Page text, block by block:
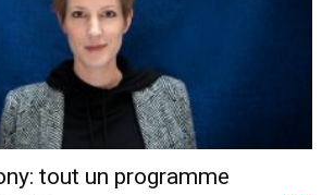
tout un programme